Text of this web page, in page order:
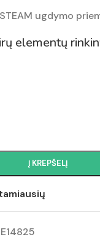
STEAM ugdymo
elementų
Į KREPŠELĮ